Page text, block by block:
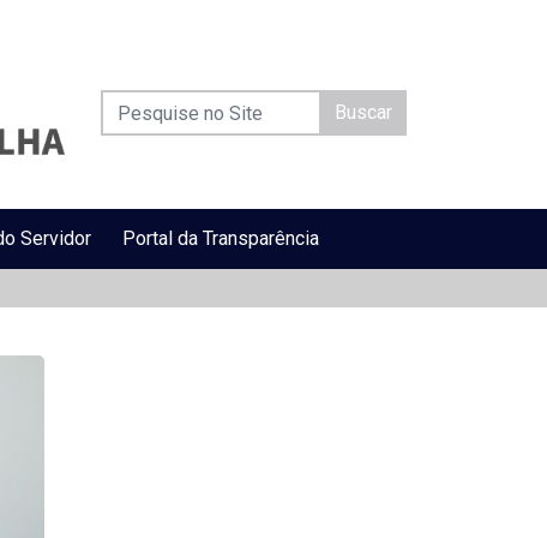
Buscar
Servidor Portal da Transparência